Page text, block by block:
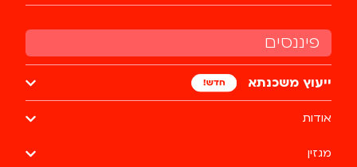
פיננסים
ייעוץ משכנתא
אודות
מגזין